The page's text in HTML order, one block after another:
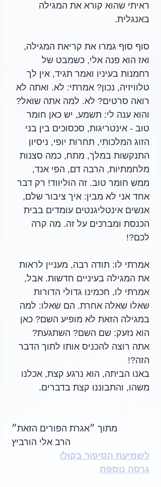
ראיתי שהוא קורא את המגילה
באנגלית.
סוף סוף גמרו את קריאת המגילה,
ואז הוא פנה אלי, כשמבט של
רחמנות בעיניו ואמר תגיד, אין לך
טלוויזיה, נכון? אמרתי: לא. ואתה לא
רואה סרטים? לא. למה אתה שואל?
והוא ענה לי: תשמע, יש כאן חומר
טוב - אינטריגות, סכסוכים בין בני
הזוג המלכותי, תחרות יופי, ניסיון
התנקשות במלך, מתח, כמה סצנות
מלחמתיות, הרבה דם, הפי אנד,
ממש חומר טוב. זה הוליווד! רק דבר
אחד אני לא מבין: איך ציבור שלם,
אנשים אינטליגנטים עומדים בבית
הכנסת ומברכים על זה. מה קרה
לכם?!
אמרתי לו: תודה רבה, מעניין לראות
את המגילה בעיניים חדשות. אבל,
אמרתי לו, חכמינו גדולי הדורות
שאלו שאלה אחרת. הם שאלו: למה
במגילה הזאת לא מופיע השם? כאן
הוא נזעק: שם השם? השתגעת?
אתה רוצה להכניס אותו לתוך הדבר
הזה?!
באנו הביתה, הוא נרגע קצת, אכלנו
משהו, והתבוננו קצת בדברים.
מתוך ״אגרת הפורים הזאת״
הרב אלי הורביץ
לשמיעת הסיפור בקולו
גרסה נוספת